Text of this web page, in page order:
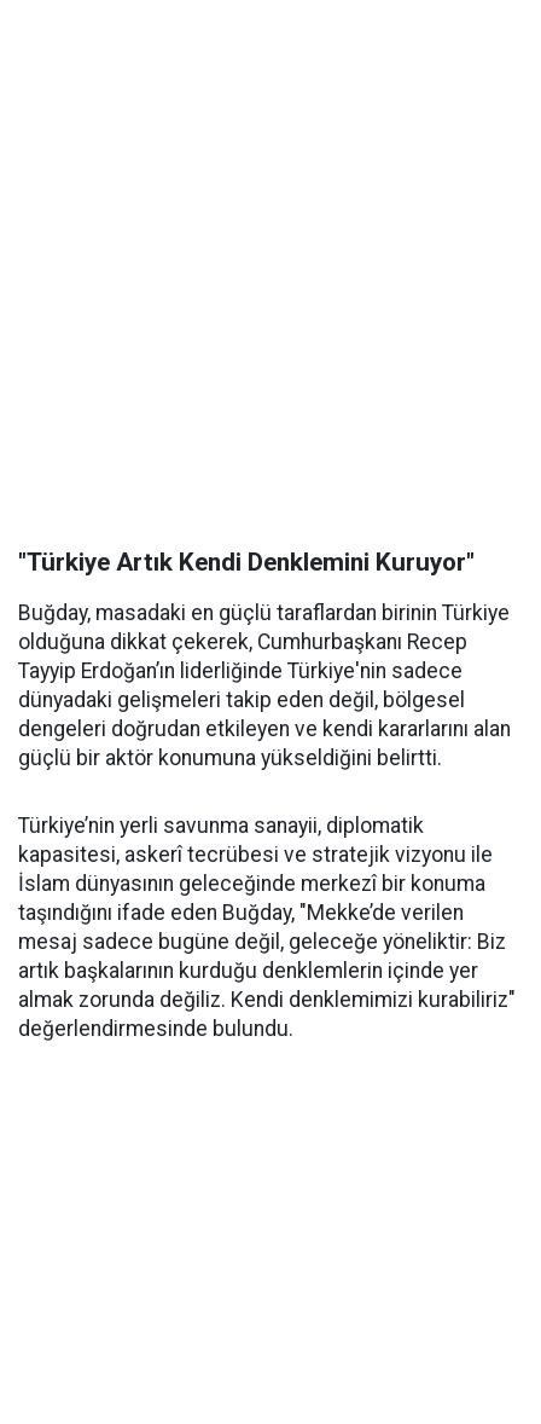
"Türkiye Artık Kendi Denklemini Kuruyor"
Buğday, masadaki en güçlü taraflardan birinin Türkiye
olduğuna dikkat çekerek, Cumhurbaşkanı Recep
Tayyip Erdoğan’ın liderliğinde Türkiye'nin sadece
dünyadaki gelişmeleri takip eden değil, bölgesel
dengeleri doğrudan etkileyen ve kendi kararlarını alan
güçlü bir aktör konumuna yükseldiğini belirtti.
Türkiye’nin yerli savunma sanayii, diplomatik
kapasitesi, askerî tecrübesi ve stratejik vizyonu ile
İslam dünyasının geleceğinde merkezî bir konuma
taşındığını ifade eden Buğday, "Mekke’de verilen
mesaj sadece bugüne değil, geleceğe yöneliktir: Biz
artık başkalarının kurduğu denklemlerin içinde yer
almak zorunda değiliz. Kendi denklemimizi kurabiliriz"
değerlendirmesinde bulundu.